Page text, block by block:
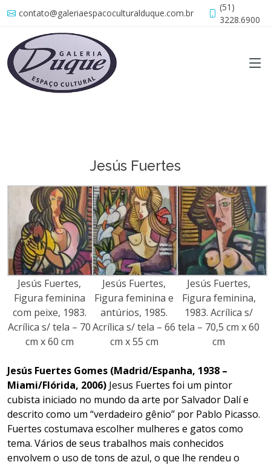
contato@galeriaespacoculturalduque.com.br
(51)
3228.6900
Jesús Fuertes
Jesús Fuertes,
Figura feminina
com peixe, 1983.
Acrílica s/ tela – 70
cm x 60 cm
Jesús Fuertes,
Figura feminina e
antúrios, 1985.
Acrílica s/ tela – 66
cm x 55 cm
Jesús Fuertes,
Figura feminina,
1983. Acrílica s/
tela – 70,5 cm x 60
cm
Jesús Fuertes Gomes (Madrid/Espanha, 1938 –
Miami/Flórida, 2006) Jesus Fuertes foi um pintor
cubista iniciado no mundo da arte por Salvador Dalí e
descrito como um “verdadeiro gênio” por Pablo Picasso.
Fuertes costumava escolher mulheres e gatos como
tema. Vários de seus trabalhos mais conhecidos
envolvem o uso de tons de azul, o que lhe rendeu o